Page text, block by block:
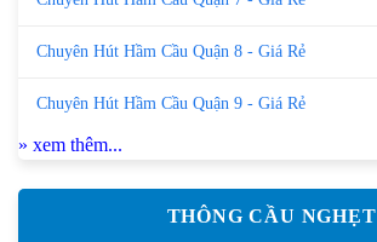
Chuyên Hút Hầm Cầu Quận 8 - Giá Rẻ
Chuyên Hút Hầm Cầu Quận 9 - Giá Rẻ
» xem thêm...
THÔNG CẦU NGHẸT